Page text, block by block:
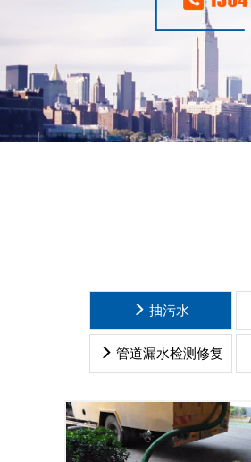
抽污水
管道漏水检测修复
抽污水